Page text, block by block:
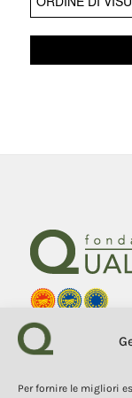
Per fornire le migliori
Fondazione
Sede Via